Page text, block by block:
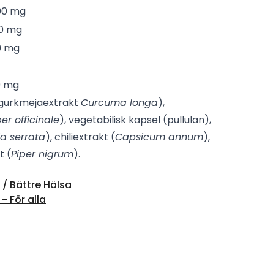
mg
mg
mg
mg
Curcuma longa),
officinale), vegetabilisk kapsel (pullulan),
serrata), chiliextrakt (Capsicum annum),
(Piper nigrum).
Bättre Hälsa
För alla